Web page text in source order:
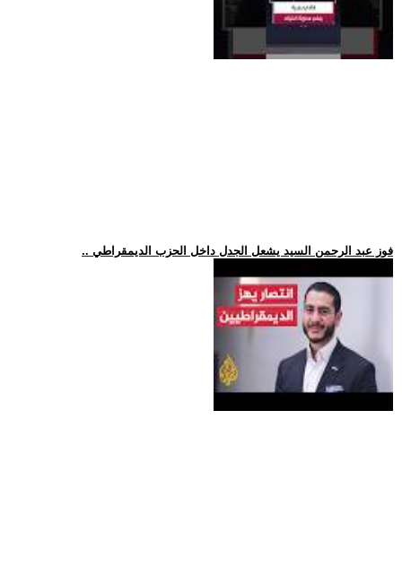
.. فوز عبد الرحمن السيد يشعل الجدل داخل الحزب الديمقراطي